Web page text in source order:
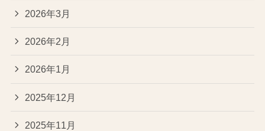
2026年3月
2026年2月
2026年1月
2025年12月
2025年11月